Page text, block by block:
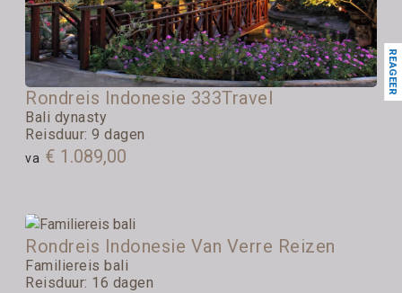
Rondreis Indonesie 333Travel
Bali dynasty
Reisduur: 9 dagen
va € 1.089,00
Rondreis Indonesie Van Verre Reizen
Familiereis bali
Reisduur: 16 dagen
REAGEER